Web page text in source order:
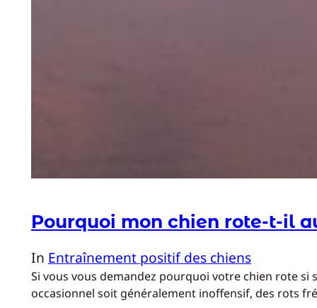
Pourquoi mon chien rote-t-il
In Entraînement positif des chiens
Si vous vous demandez pourquoi votre chien rote
occasionnel soit généralement inoffensif, des rots